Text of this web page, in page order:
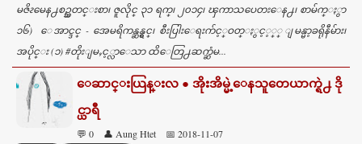
မဇိၩမေန႕စဥ္သတင္းစာ၊ ဇူလိုင္ ၃၁ ရက္၊ ၂၀၁၄၊ ၾကာသပေတးေန႕၊ စာမ်က္ႏွာ
၁၆) ေအာင္ဒင္ - အေမရိကန္ဆန္ရွင္၊ စီးပြါးေရးက်င့္ဝတ္ႏွင့့္္ ျမန္မာ့ခရိုနီမ်ား၊
အပိုင္း (၁) #တိုးျမႇင့္လာေသာ ထိေတြ႕ဆက္ဆံမ...
ေဆာင္းယြန္းလ ● အိုးအိမ္မဲ့ေနသူတေယာက္ရဲ႕ ဒို
င္ယာရီ
💬 0 👤 Aung Htet
📅 2018-11-07